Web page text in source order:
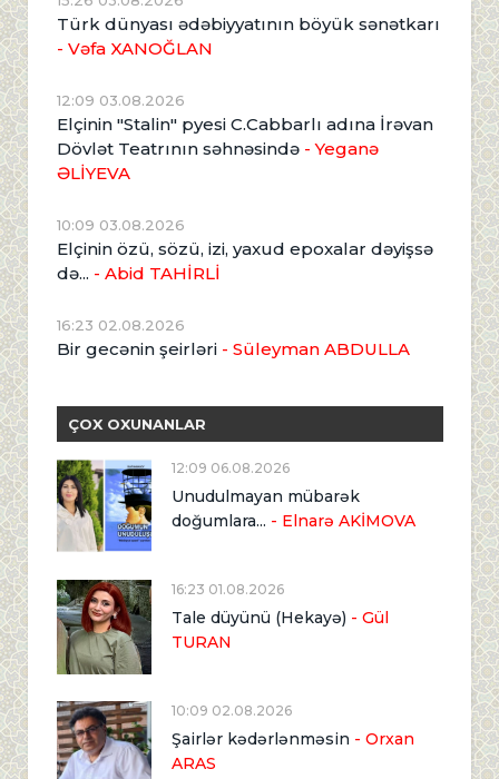
Türk dünyası ədəbiyyatının böyük sənətkarı
- Vəfa XANOĞLAN
12:09 03.08.2026
Elçinin "Stalin" pyesi C.Cabbarlı adına İrəvan
Dövlət Teatrının səhnəsində - Yeganə
ƏLİYEVA
10:09 03.08.2026
Elçinin özü, sözü, izi, yaxud epoxalar dəyişsə
də... - Abid TAHİRLİ
16:23 02.08.2026
Bir gecənin şeirləri - Süleyman ABDULLA
ÇOX OXUNANLAR
12:09 06.08.2026
Unudulmayan mübarək
doğumlara... - Elnarə AKİMOVA
16:23 01.08.2026
Tale düyünü (Hekayə) - Gül
TURAN
10:09 02.08.2026
Şairlər kədərlənməsin - Orxan
ARAS